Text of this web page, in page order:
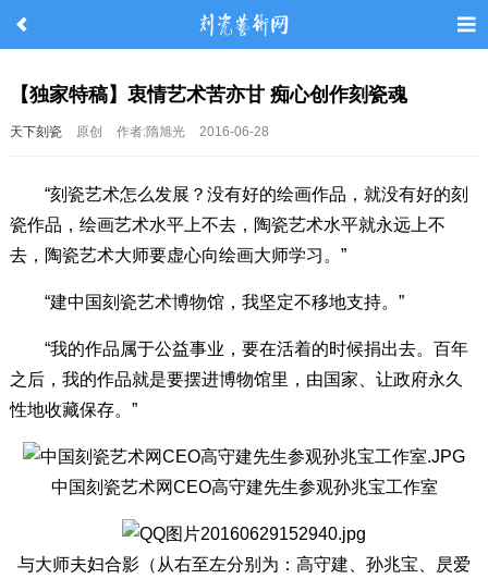
【独家特稿】衷情艺术苦亦甘 痴心创作刻瓷魂
天下刻瓷 原创 作者:隋旭光 2016-06-28
“刻瓷艺术怎么发展？没有好的绘画作品，就没有好的刻
瓷作品，绘画艺术水平上不去，陶瓷艺术水平就永远上不
去，陶瓷艺术大师要虚心向绘画大师学习。”
“建中国刻瓷艺术博物馆，我坚定不移地支持。”
“我的作品属于公益事业，要在活着的时候捐出去。百年
之后，我的作品就是要摆进博物馆里，由国家、让政府永久
性地收藏保存。”
中国刻瓷艺术网CEO高守建先生参观孙兆宝工作室
与大师夫妇合影（从右至左分别为：高守建、孙兆宝、昃爱